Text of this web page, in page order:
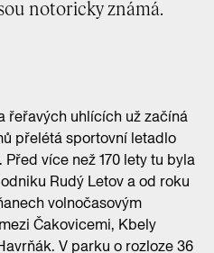
notoricky známá.
řeřavých uhlících už začíná
přelétá sportovní letadlo
více než 170 lety tu byla
Rudý Letov a od roku
volnočasovým
Čakovicemi, Kbely
V parku o rozloze 36